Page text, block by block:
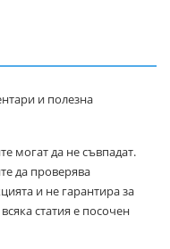
и полезна
могат да не съвпадат.
да проверява
и не гарантира за
статия е посочен